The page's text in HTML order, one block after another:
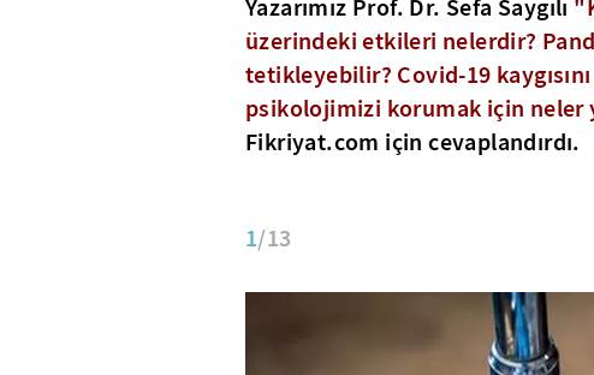
Yazarımız Prof. Dr. Sefa Saygılı
üzerindeki etkileri nelerdir?
tetikleyebilir? Covid-19
psikolojimizi korumak için neler
Fikriyat.com için cevaplandırdı.
1/13